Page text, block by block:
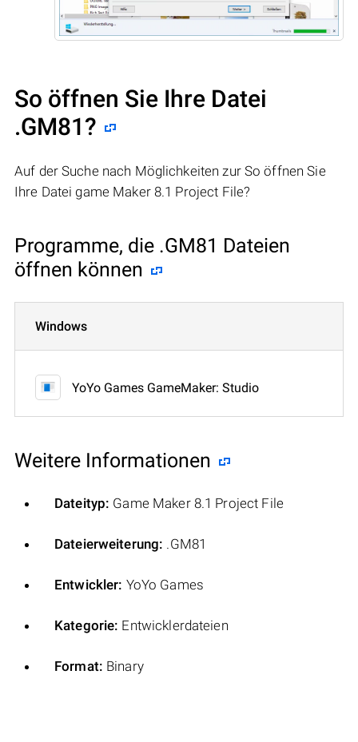
So öffnen Sie Ihre Datei
.GM81?
Auf der Suche nach Möglichkeiten zur So öffnen Sie
Ihre Datei game Maker 8.1 Project File?
Programme, die .GM81 Dateien
öffnen können
Windows
YoYo Games GameMaker: Studio
Weitere Informationen
Dateityp: Game Maker 8.1 Project File
Dateierweiterung: .GM81
Entwickler: YoYo Games
Kategorie: Entwicklerdateien
Format: Binary